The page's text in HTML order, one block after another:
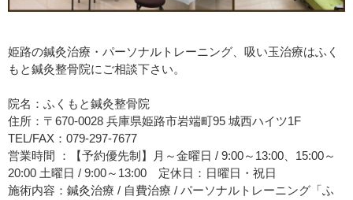
姫路の鍼灸治療・パーソナルトレーニング、吸い玉治療はふく
もと鍼灸整骨院にご相談下さい。
院名：ふくもと鍼灸整骨院
住所：〒670-0028 兵庫県姫路市岩端町95 城西ハイツ1F
TEL/FAX：079-297-7677
営業時間 ：【予約優先制】月～金曜日 / 9:00～13:00、15:00～
20:00 土曜日 / 9:00～13:00 定休日：日曜日・祝日
施術内容：鍼灸治療 / 自費治療 / パーソナルトレーニング「ふ